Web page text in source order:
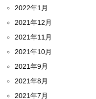
2022年1月
2021年12月
2021年11月
2021年10月
2021年9月
2021年8月
2021年7月